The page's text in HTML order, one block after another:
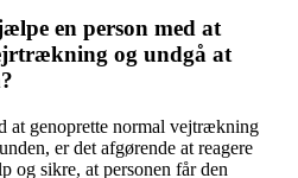
en person med at
og undgå at
at genoprette normal vejtrækning
er det afgørende at reagere
og sikre, at personen får den